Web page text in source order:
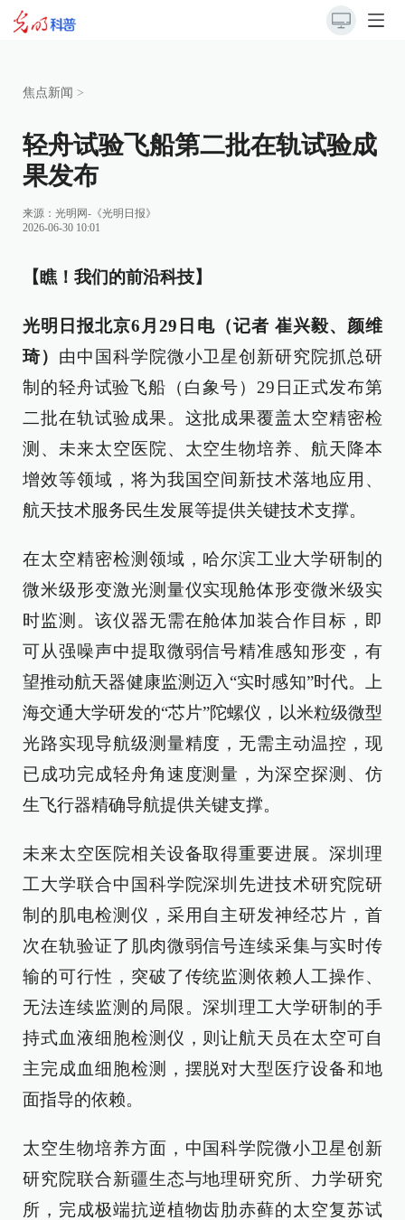
焦点新闻 >
轻舟试验飞船第二批在轨试验成
果发布
来源： 光明网-《光明日报》
2026-06-30 10:01
【瞧！我们的前沿科技】
光明日报北京6月29日电（记者 崔兴毅、颜维
琦） 由中国科学院微小卫星创新研究院抓总研
制的轻舟试验飞船（白象号）29日正式发布第
二批在轨试验成果。这批成果覆盖太空精密检
测、未来太空医院、太空生物培养、航天降本
增效等领域，将为我国空间新技术落地应用、
航天技术服务民生发展等提供关键技术支撑。
在太空精密检测领域，哈尔滨工业大学研制的
微米级形变激光测量仪实现舱体形变微米级实
时监测。该仪器无需在舱体加装合作目标，即
可从强噪声中提取微弱信号精准感知形变，有
望推动航天器健康监测迈入“实时感知”时代。上
海交通大学研发的“芯片”陀螺仪，以米粒级微型
光路实现导航级测量精度，无需主动温控，现
已成功完成轻舟角速度测量，为深空探测、仿
生飞行器精确导航提供关键支撑。
未来太空医院相关设备取得重要进展。深圳理
工大学联合中国科学院深圳先进技术研究院研
制的肌电检测仪，采用自主研发神经芯片，首
次在轨验证了肌肉微弱信号连续采集与实时传
输的可行性，突破了传统监测依赖人工操作、
无法连续监测的局限。深圳理工大学研制的手
持式血液细胞检测仪，则让航天员在太空可自
主完成血细胞检测，摆脱对大型医疗设备和地
面指导的依赖。
太空生物培养方面，中国科学院微小卫星创新
研究院联合新疆生态与地理研究所、力学研究
所，完成极端抗逆植物齿肋赤藓的太空复苏试